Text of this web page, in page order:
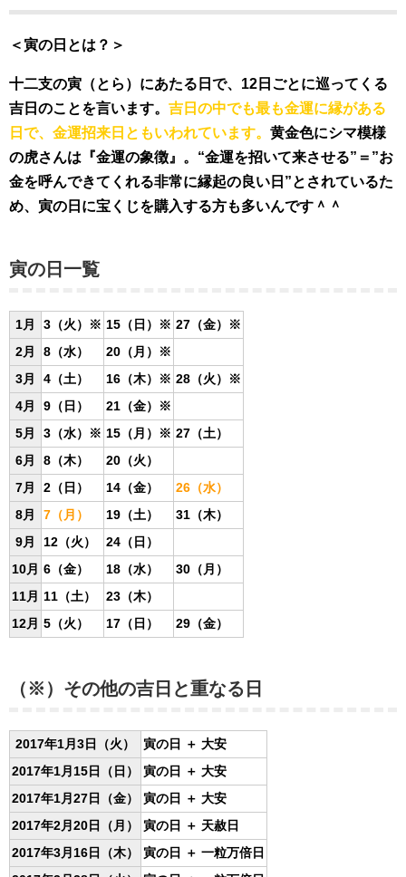
＜寅の日とは？＞
十二支の寅（とら）にあたる日で、12日ごとに巡ってくる
吉日のことを言います。 吉日の中でも最も金運に縁がある
日で、金運招来日ともいわれています。 黄金色にシマ模様
の虎さんは『金運の象徴』。 “金運を招いて来させる”＝”お
金を呼んできてくれる非常に縁起の良い日”とされているた
め、寅の日に宝くじを購入する方も多いんです＾＾
寅の日一覧
1月 3（火）※ 15（日） ※ 27（金）※
2月
8（水）
20（月）※
3月
4（土） 16（木）※ 28（火）※
4月
9（日）
21（金）※
5月
3（水）※ 15（月）※ 27（土）
6月
8（木）
20（火）
7月
2（日） 14（金）
26（水）
8月
7（月） 19（土）
31（木）
9月
12（火）
24（日）
10月 6（金） 18（水）
30（月）
11月
11（土）
23（木）
12月 5（火） 17（日） 29（金）
（※）その他の吉日と重なる日
2017年1月3日（火） 寅の日
＋ 大安
2017年1月15日（日）
寅の日
＋ 大安
2017年1月27日（金）
寅の日
＋ 大安
2017年2月20日（月）
寅の日
＋ 天赦日
2017年3月16日（木）
寅の日
＋ 一粒万倍日